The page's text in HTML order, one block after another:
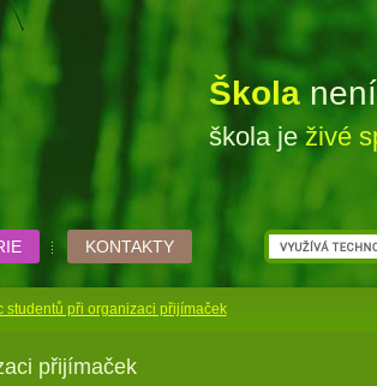
Školanení
škola ježivé
KONTAKTY
studentů při organizaci přijímaček
přijímaček